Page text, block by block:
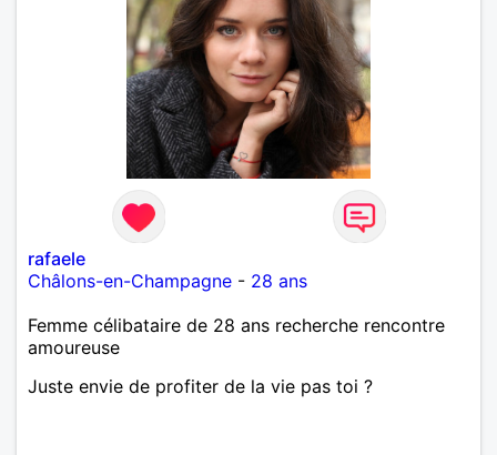
rafaele
Châlons-en-Champagne - 28 ans
Femme célibataire de 28 ans recherche rencontre
amoureuse
Juste envie de profiter de la vie pas toi ?